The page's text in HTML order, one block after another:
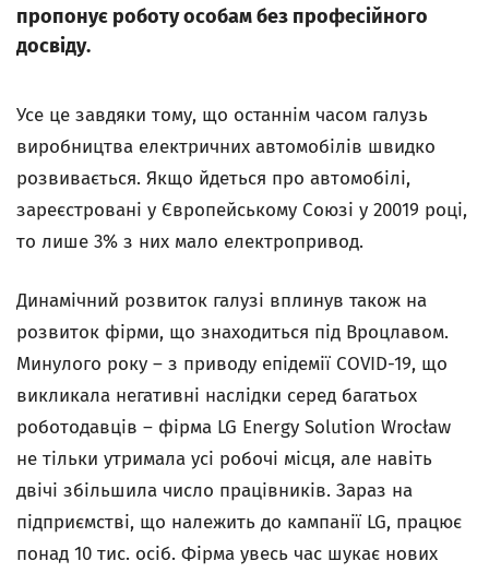
пропонує роботу особам без професійного
досвіду.
Усе це завдяки тому, що останнім часом галузь
виробництва електричних автомобілів швидко
розвивається. Якщо йдеться про автомобілі,
зареєстровані у Європейському Союзі у 20019 році,
то лише 3% з них мало електропривод.
Динамічний розвиток галузі вплинув також на
розвиток фірми, що знаходиться під Вроцлавом.
Минулого року – з приводу епідемії COVID-19, що
викликала негативні наслідки серед багатьох
роботодавців – фірма LG Energy Solution Wrocław
не тільки утримала усі робочі місця, але навіть
двічі збільшила число працівників. Зараз на
підприємстві, що належить до кампанії LG, працює
понад 10 тис. осіб. Фірма увесь час шукає нових